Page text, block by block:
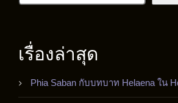
เรื่องล่าสุด
Phia Saban กับบทบาท Helaena ใน